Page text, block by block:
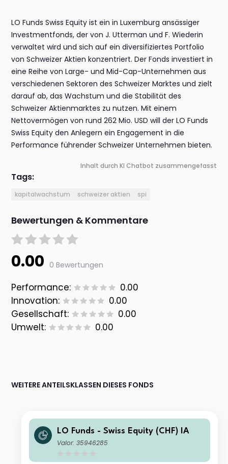
LO Funds Swiss Equity ist ein in Luxemburg ansässiger
Investmentfonds, der von J. Utterman und F. Wiederin
verwaltet wird und sich auf ein diversifiziertes Portfolio
von Schweizer Aktien konzentriert. Der Fonds investiert in
eine Reihe von Large- und Mid-Cap-Unternehmen aus
verschiedenen Sektoren des Schweizer Marktes und zielt
darauf ab, das Wachstum und die Stabilität des
Schweizer Aktienmarktes zu nutzen. Mit einem
Nettovermögen von rund 262 Mio. USD will der LO Funds
Swiss Equity den Anlegern ein Engagement in die
Performance führender Schweizer Unternehmen bieten.
Inhalt durch KI Chatbot zusammengefasst
Tags:
kapitalwachstum schweizer aktien spi
Bewertungen & Kommentare
0.00 0 Bewertungen
Performance:
0.00
Innovation:
0.00
Gesellschaft:
0.00
Umwelt:
0.00
WEITERE ANTEILSKLASSEN DIESES FONDS
LO Funds - Swiss Equity (CHF) IA
Valor: 35946285